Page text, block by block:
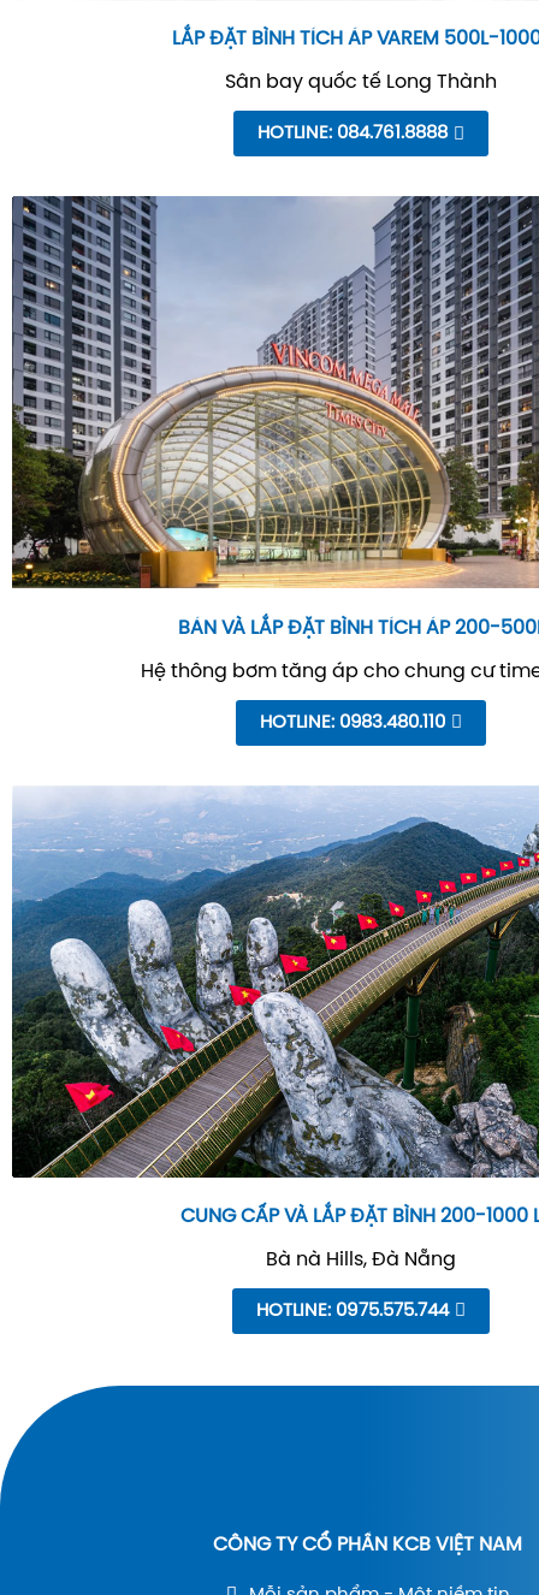
LẮP ĐẶT BÌNH TÍCH ÁP VAREM 500L-
Sân bay quốc tế Long Thành
HOTLINE: 084.761.8888
BÁN VÀ LẮP ĐẶT BÌNH TÍCH ÁP 200-
Hệ thông bơm tăng áp cho chung cư
HOTLINE: 0983.480.110
CUNG CẤP VÀ LẮP ĐẶT BÌNH 200-1000
Bà nà Hills, Đà Nẵng
HOTLINE: 0975.575.744
CÔNG TY CỔ PHẦN KCB VIỆT NAM